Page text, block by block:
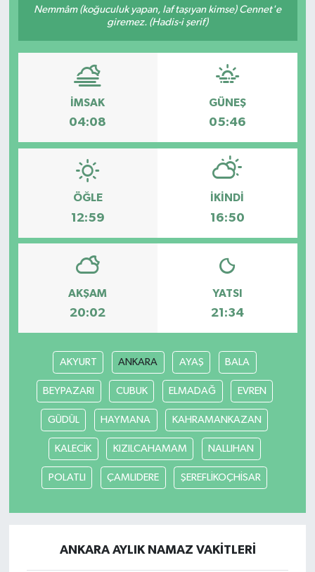
Nemmâm (koğuculuk yapan, laf taşıyan kimse) Cennet'e
giremez. (Hadis-i şerif)
İMSAK
04:08
GÜNEŞ
05:46
ÖĞLE
12:59
İKINDI
16:50
AKŞAM
20:02
YATSI
21:34
AKYURT ANKARA AYAŞ BALA
BEYPAZARI CUBUK ELMADAĞ EVREN
GÜDÜL HAYMANA KAHRAMANKAZAN
KALECİK KIZILCAHAMAM NALLIHAN
POLATLI ÇAMLIDERE ŞEREFLİKOÇHİSAR
ANKARA AYLIK NAMAZ VAKITLERI